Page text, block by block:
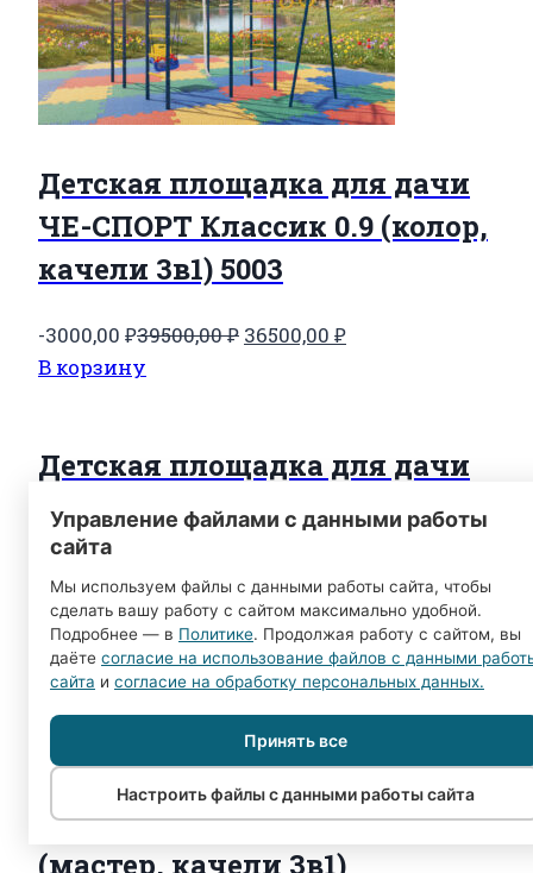
Детская площадка для дачи
ЧЕ-СПОРТ Классик 0.9 (колор,
качели 3в1) 5003
-3000,00 ₽39500,00₽ Первоначальная
36500,00 ₽Текущая
В корзину
Детская площадка для дачи
ЧЕ-СПОРТ Классик 0.9 (колор,
качели 3в1) 1002
-3000,00₽39500,00₽Первоначальная
цена
составляла
39500,00 ₽.
36500,00₽Текущая
цена:
36500,00 ₽.
В корзину
Детская площадка для дачи
ЧЕ-СПОРТ Классик 0.9
(мастер, качели 3в1)
Управление файлами с данными работы
сайта
Мы используем файлы с данными работы сайта, чтобы
сделать вашу работу с сайтом максимально удобной.
Подробнее — в Политике. Продолжая работу с сайтом, вы
даёте согласие на использование файлов с данными
сайта и согласие на обработку персональных данных.
Принять все
Настроить файлы с данными работы сайта